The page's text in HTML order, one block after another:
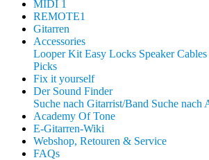
MIDI 1
REMOTE1
Gitarren
Accessories
Looper Kit Easy Locks Speaker Cables
Picks
Fix it yourself
Der Sound Finder
Suche nach Gitarrist/Band Suche nach
Academy Of Tone
E-Gitarren-Wiki
Webshop, Retouren & Service
FAQs